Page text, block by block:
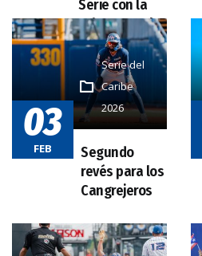
Serie del
Caribe
2026
03
FEB